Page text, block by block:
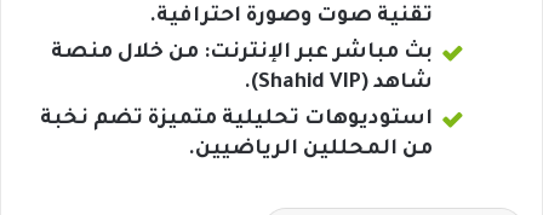
تقنية صوت وصورة احترافية.
بث مباشر عبر الإنترنت: من خلال منصة
شاهد (Shahid VIP).
استوديوهات تحليلية متميزة تضم نخبة
من المحللين الرياضيين.